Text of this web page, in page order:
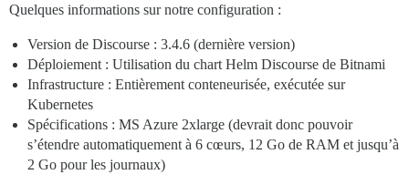
Quelques informations sur notre configuration :
Version de Discourse : 3.4.6 (dernière version)
Déploiement : Utilisation du chart Helm Discourse de Bitnami
Infrastructure : Entièrement conteneurisée, exécutée sur
Kubernetes
Spécifications : MS Azure 2xlarge (devrait donc pouvoir
s’étendre automatiquement à 6 cœurs, 12 Go de RAM et jusqu’à
2 Go pour les journaux)